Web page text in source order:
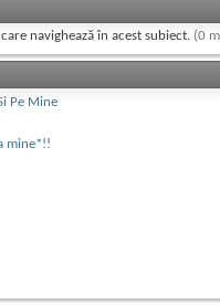
navighează în acest subiect. (0
Pe Mine
mine*!!